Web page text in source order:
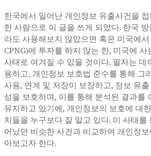
한국에서 일어난 개인정보 유출사건을
한 사람으로 이 글을 쓰게 되었다. 한국
라도 사용해보지 않았으면 혹은 미국에
CPNG)에 투자를 하지 않는 한, 미국에
사태로 여겨질 수 있을 것이다. 필자는 데
용하고, 개인정보 보호법 준수를 통해 그
사용, 연계 및 저장이 보장하고, 정보 유
성을 보호하며, 이를 통해 분석된 결과를
유지하고 있기에, 개인정보의 보호에 대
치들을 누구보다 잘 알고 있다. 이 사태를
어났던 비슷한 사건과 비교하여 개인정
아보고자 한다.